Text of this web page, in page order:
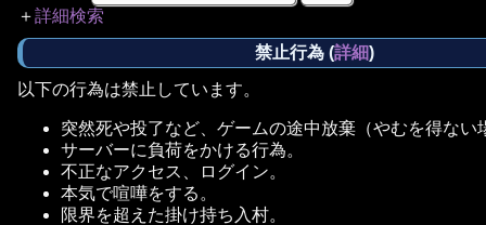
＋詳細検索
禁止行為 (詳細)
以下の行為は禁止しています。
突然死や投了など、ゲームの途中放棄（やむを得ない
サーバーに負荷をかける行為。
不正なアクセス、ログイン。
本気で喧嘩をする。
限界を超えた掛け持ち入村。